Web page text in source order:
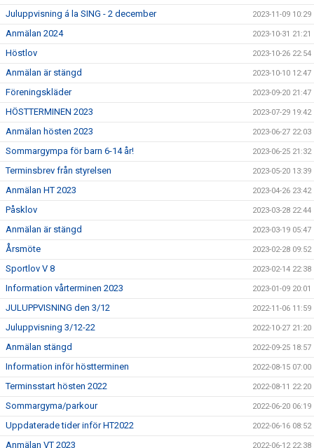
Juluppvisning á la SING - 2 december 2023-11-09 10:29
Anmälan 2024 2023-10-31 21:21
Höstlov 2023-10-26 22:54
Anmälan är stängd 2023-10-10 12:47
Föreningskläder 2023-09-20 21:47
HÖSTTERMINEN 2023 2023-07-29 19:42
Anmälan hösten 2023 2023-06-27 22:03
Sommargympa för barn 6-14 år! 2023-06-25 21:32
Terminsbrev från styrelsen 2023-05-20 13:39
Anmälan HT 2023 2023-04-26 23:42
Påsklov 2023-03-28 22:44
Anmälan är stängd 2023-03-19 05:47
Årsmöte 2023-02-28 09:52
Sportlov V 8 2023-02-14 22:38
Information vårterminen 2023 2023-01-09 20:01
JULUPPVISNING den 3/12 2022-11-06 11:59
Juluppvisning 3/12-22 2022-10-27 21:20
Anmälan stängd 2022-09-25 18:57
Information inför höstterminen 2022-08-15 07:00
Terminsstart hösten 2022 2022-08-11 22:20
Sommargyma/parkour 2022-06-20 06:19
Uppdaterade tider inför HT2022 2022-06-16 08:52
Anmälan VT 2023 2022-06-12 22:38